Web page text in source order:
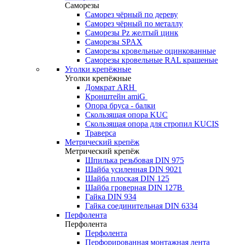
Саморезы
Саморез чёрный по дереву
Саморез чёрный по металлу
Саморезы Pz желтый цинк
Саморезы SPAX
Саморезы кровельные оцинкованные
Саморезы кровельные RAL крашеные
Уголки крепёжные
Уголки крепёжные
Домкрат ARH
Кронштейн amiG
Опора бруса - балки
Скользящая опора KUC
Скользящая опора для стропил KUCIS
Траверса
Метрический крепёж
Метрический крепёж
Шпилька резьбовая DIN 975
Шайба усиленная DIN 9021
Шайба плоская DIN 125
Шайба гроверная DIN 127B
Гайка DIN 934
Гайка соединительная DIN 6334
Перфолента
Перфолента
Перфолента
Перфорированная монтажная лента